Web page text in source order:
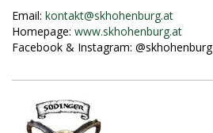
Email: kontakt@skhohenburg.at
Homepage: www.skhohenburg.at
Facebook & Instagram: @skhohenburg